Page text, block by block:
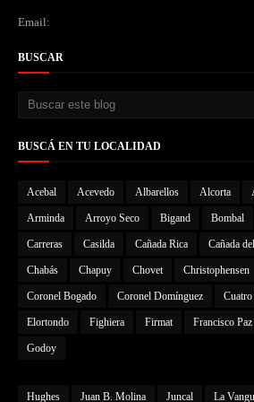
Email:
BUSCAR
BUSCÁ EN TU LOCALIDAD
Acebal Acevedo Albarellos Alcorta
Arminda Arroyo Seco Bigand Bombal
Carreras Casilda Cañada Rica Cañada
Chabás Chapuy Chovet Christophensen
Coronel Bogado Coronel Domínguez
Elortondo Fighiera Firmat Francisco Paz
Godoy
Hughes Juan B. Molina Juncal La